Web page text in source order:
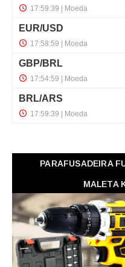
PARAFUSADEIRA
MALETA